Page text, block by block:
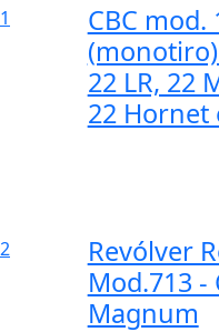
1
CBC mod.
22 LR, 22
22 Hornet
2
Revólver
Mod.713 -
Magnum